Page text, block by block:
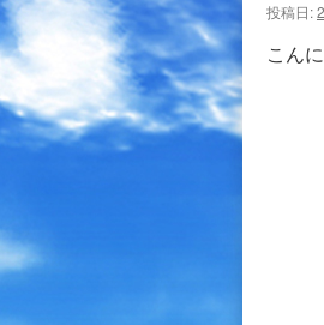
投稿日:
こん